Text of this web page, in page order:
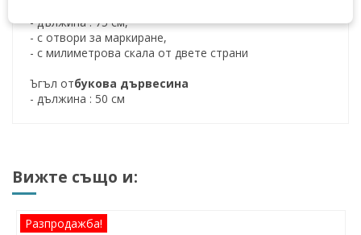
- дължина : 75 см,
- с отвори за маркиране,
- с милиметрова скала от двете страни
Ъгъл отбукова дървесина
- дължина : 50 см
Вижте също и:
Разпродажба!